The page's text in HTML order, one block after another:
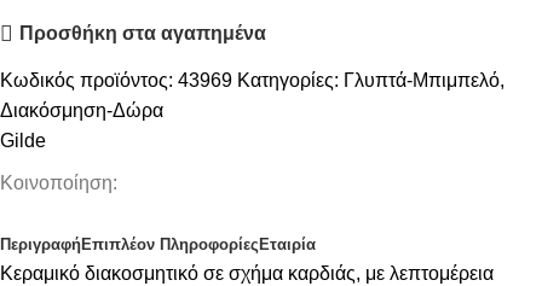
Προσθήκη στα αγαπημένα
Κωδικός προϊόντος: 43969 Κατηγορίες: Γλυπτά-Μπιμπελό,
Διακόσμηση-Δώρα
Gilde
Κοινοποίηση:
ΠεριγραφήΕπιπλέον Πληροφορίες Εταιρία
Κεραμικό διακοσμητικό σε σχήμα καρδιάς, με λεπτομέρεια